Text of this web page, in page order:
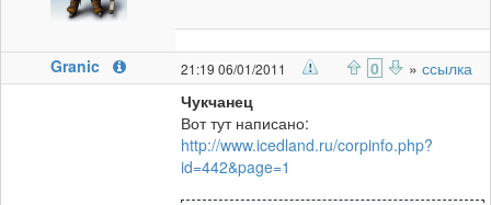
Granic 21:19 06/01/2011 0 » ссылка
Чукчанец
Вот тут написано:
http://www.icedland.ru/corpinfo.php?
id=442&page=1